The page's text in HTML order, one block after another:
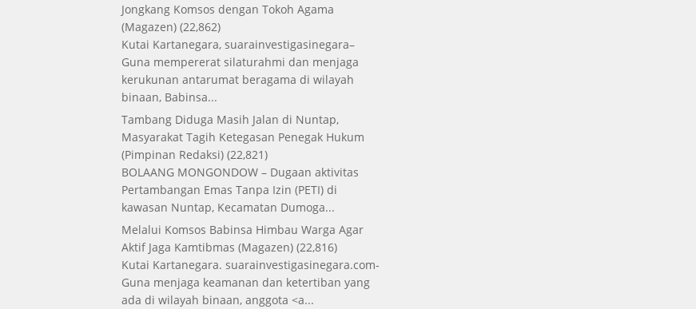
Jongkang Komsos dengan Tokoh Agama
(Magazen) (22,862)
Kutai Kartanegara, suarainvestigasinegara–
Guna mempererat silaturahmi dan menjaga
kerukunan antarumat beragama di wilayah
binaan, Babinsa...
Tambang Diduga Masih Jalan di Nuntap,
Masyarakat Tagih Ketegasan Penegak Hukum
(Pimpinan Redaksi) (22,821)
BOLAANG MONGONDOW – Dugaan aktivitas
Pertambangan Emas Tanpa Izin (PETI) di
kawasan Nuntap, Kecamatan Dumoga...
Melalui Komsos Babinsa Himbau Warga Agar
Aktif Jaga Kamtibmas (Magazen) (22,816)
Kutai Kartanegara. suarainvestigasinegara.com-
Guna menjaga keamanan dan ketertiban yang
ada di wilayah binaan, anggota <a...